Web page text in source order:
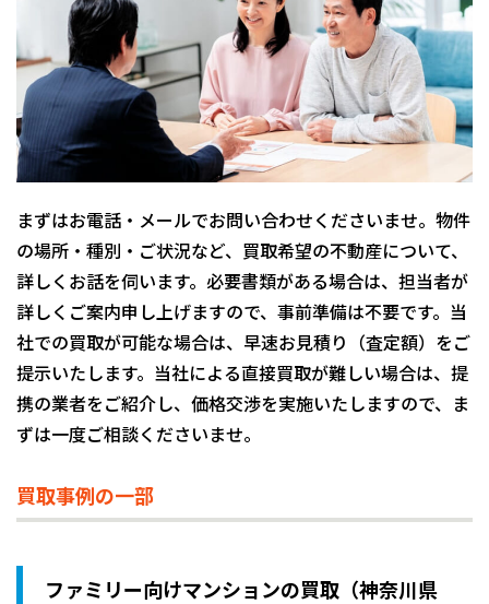
まずはお電話・メールでお問い合わせくださいませ。物件
の場所・種別・ご状況など、買取希望の不動産について、
詳しくお話を伺います。必要書類がある場合は、担当者が
詳しくご案内申し上げますので、事前準備は不要です。当
社での買取が可能な場合は、早速お見積り（査定額）をご
提示いたします。当社による直接買取が難しい場合は、提
携の業者をご紹介し、価格交渉を実施いたしますので、ま
ずは一度ご相談くださいませ。
買取事例の一部
ファミリー向けマンションの買取（神奈川県